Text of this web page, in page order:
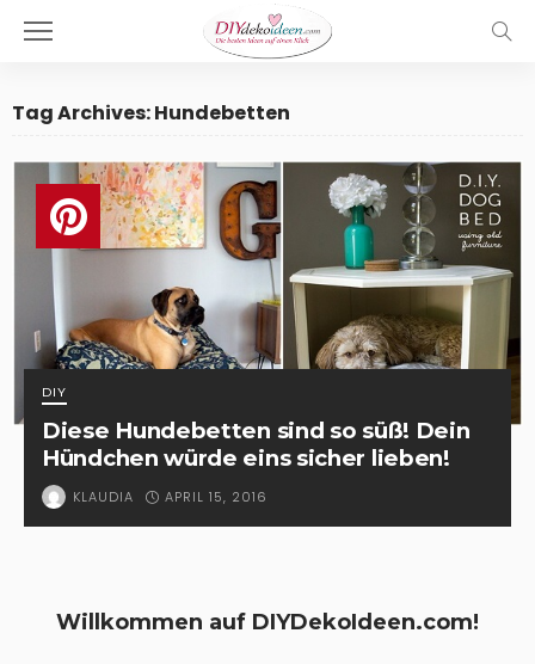
Tag Archives: Hundebetten
DIY
Diese Hundebetten sind so süß! Dein
Hündchen würde eins sicher lieben!
KLAUDIA APRIL 15, 2016
Willkommen auf DIYDekoIdeen.com!